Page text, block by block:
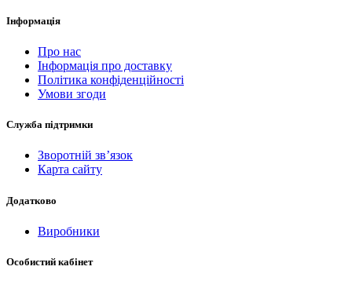
Інформація
Про нас
Інформація про доставку
Політика конфіденційності
Умови згоди
Служба підтримки
Зворотній зв’язок
Карта сайту
Додатково
Виробники
Особистий кабінет